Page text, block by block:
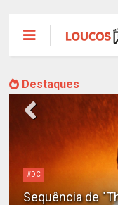
Destaques
#DC
Sequência de